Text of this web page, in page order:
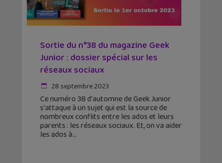
Sortie du n°38 du magazine Geek
Junior : dossier spécial sur les
réseaux sociaux
28 septembre 2023
Ce numéro 38 d'automne de Geek Junior
s'attaque à un sujet qui est la source de
nombreux conflits entre les ados et leurs
parents : les réseaux sociaux. Et, on va aider
les ados à